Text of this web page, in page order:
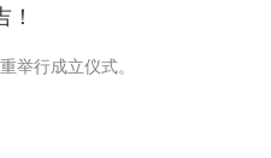
举行成立仪式。